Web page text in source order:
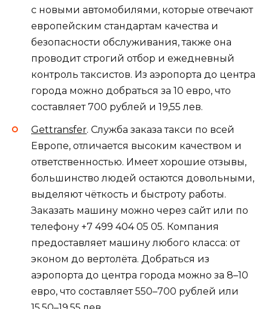
с новыми автомобилями, которые отвечают
европейским стандартам качества и
безопасности обслуживания, также она
проводит строгий отбор и ежедневный
контроль таксистов. Из аэропорта до центра
города можно добраться за 10 евро, что
составляет 700 рублей и 19,55 лев.
Gettransfer. Служба заказа такси по всей
Европе, отличается высоким качеством и
ответственностью. Имеет хорошие отзывы,
большинство людей остаются довольными,
выделяют чёткость и быстроту работы.
Заказать машину можно через сайт или по
телефону +7 499 404 05 05. Компания
предоставляет машину любого класса: от
эконом до вертолёта. Добраться из
аэропорта до центра города можно за 8–10
евро, что составляет 550–700 рублей или